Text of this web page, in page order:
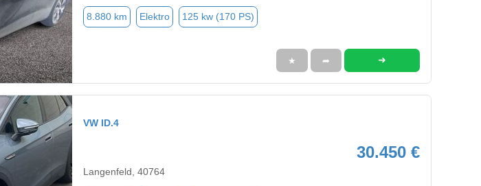
8.880 km Elektro 125 kw (170 PS)
★ ➦ ➜
VW ID.4
30.450 €
Langenfeld, 40764